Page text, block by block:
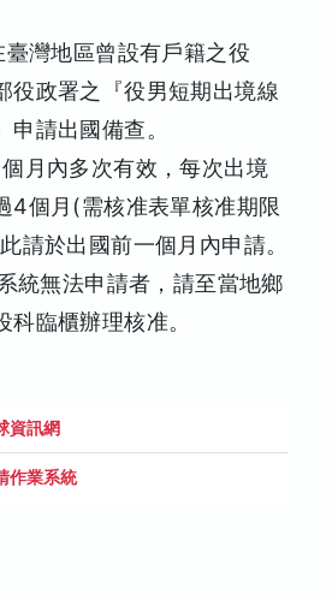
臺灣地區曾設有戶籍之役
役政署之『役男短期出境線
申請出國備查。
月內多次有效，每次出境
4個月(需核准表單核准期限
請於出國前一個月內申請。
統無法申請者，請至當地鄉
臨櫃辦理核准。
資訊網
作業系統